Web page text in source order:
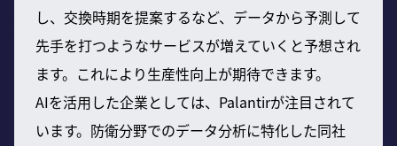
し、交換時期を提案するなど、データから予測して
先手を打つようなサービスが増えていくと予想され
ます。これにより生産性向上が期待できます。
AIを活用した企業としては、Palantirが注目されて
います。防衛分野でのデータ分析に特化した同社